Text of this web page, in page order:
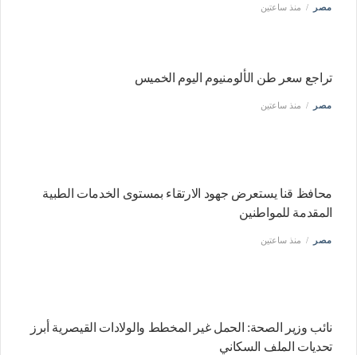
مصر منذ ساعتين
تراجع سعر طن الألومنيوم اليوم الخميس
مصر منذ ساعتين
محافظ قنا يستعرض جهود الارتقاء بمستوى الخدمات الطبية
المقدمة للمواطنين
مصر منذ ساعتين
نائب وزير الصحة: الحمل غير المخطط والولادات القيصرية أبرز
تحديات الملف السكاني